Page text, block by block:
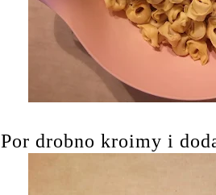
Por drobno kroimy i